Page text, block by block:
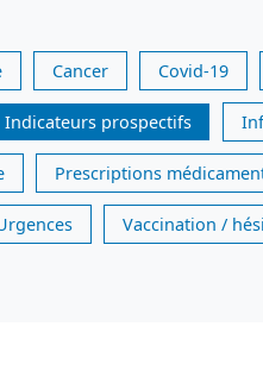
Cancer Covid-19
Indicateurs prospectifs
Prescriptions
Vaccination /